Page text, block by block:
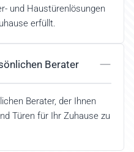
und Haustürenlösungen
erfüllt.
Berater
Berater, der Ihnen
Türen für Ihr Zuhause zu